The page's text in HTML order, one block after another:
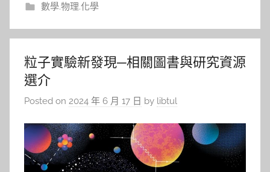
數學.物理.化學
粒子實驗新發現─相關圖書與研究資源
選介
Posted on 2024 年 6 月 17 日 by libtul